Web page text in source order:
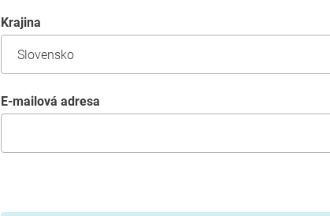
krajina
E-mailová adresa